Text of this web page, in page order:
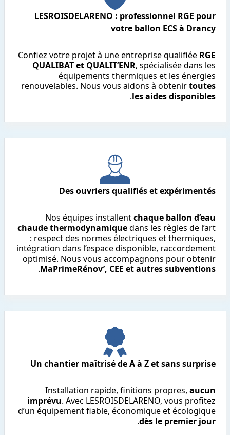
LESROISDELARENO : professionnel RGE pour
votre ballon ECS à Drancy
Confiez votre projet à une entreprise qualifiée RGE
QUALIBAT et QUALIT’ENR, spécialisée dans les
équipements thermiques et les énergies
renouvelables. Nous vous aidons à obtenirtoutes
les aides disponibles
.
Des ouvriers qualifiés et expérimentés
Nos équipes installentchaque ballon d’eau
chaude thermodynamiquedans les règles de l’art
: respect des normes électriques et thermiques,
intégration dans l’espace disponible, raccordement
optimisé. Nous vous accompagnons pour obtenir
MaPrimeRénov’, CEE et autres subventions
.
Un chantier maîtrisé de A à Z et sans surprise
Installation rapide, finitions propres, aucun
imprévu. Avec LESROISDELARENO, vous profitez
d’un équipement fiable, économique et écologique
dès le premier jour
.